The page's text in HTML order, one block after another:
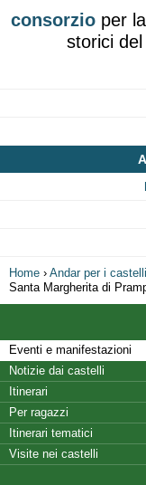
consorzioper la
storici
Home › Andar per i castelli
Santa Margherita di
Eventi e manifestazioni
Notizie dai castelli
Itinerari
Per ragazzi
Itinerari tematici
Visite nei castelli